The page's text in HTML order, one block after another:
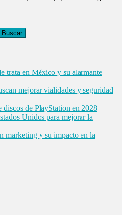
trata en México y su alarmante
mejorar vialidades y seguridad
discos de PlayStation en 2028
Unidos para mejorar la
marketing y su impacto en la